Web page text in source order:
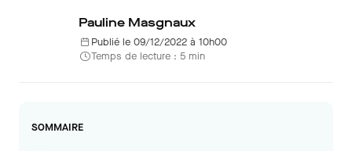
Pauline Masgnaux
Publié le 09/12/2022 à 10h00
Temps de lecture : 5 min
SOMMAIRE